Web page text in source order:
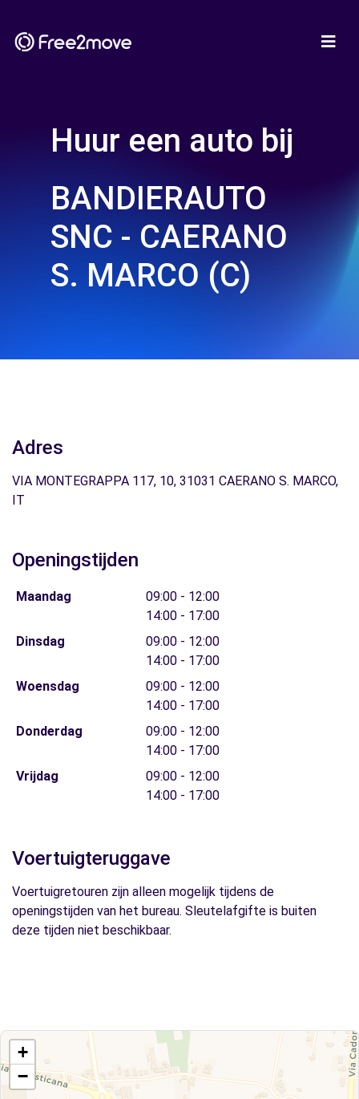
Huur een auto bij
BANDIERAUTO
SNC - CAERANO
S. MARCO (C)
Adres
VIA MONTEGRAPPA 117, 10, 31031 CAERANO S. MARCO,
IT
Openingstijden
Maandag
09:00 - 12:00
14:00 - 17:00
Dinsdag
09:00 - 12:00
14:00 - 17:00
Woensdag
09:00 - 12:00
14:00 - 17:00
Donderdag
09:00 - 12:00
14:00 - 17:00
Vrijdag
09:00 - 12:00
14:00 - 17:00
Voertuigteruggave
Voertuigretouren zijn alleen mogelijk tijdens de
openingstijden van het bureau. Sleutelafgifte is buiten
deze tijden niet beschikbaar.
+
−